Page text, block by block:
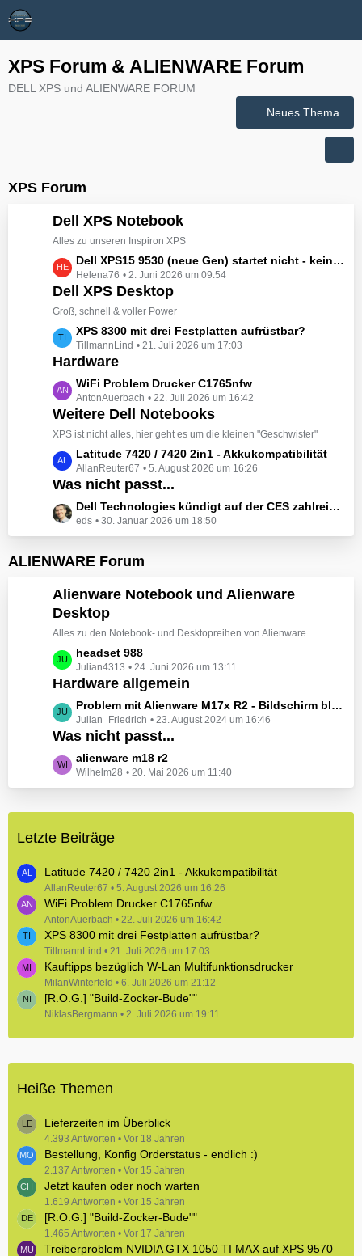
XPS Forum & ALIENWARE Forum
DELL XPS und ALIENWARE FORUM
Neues Thema
XPS Forum
Dell XPS Notebook
Alles zu unseren Inspiron XPS
L
e
t
z
e
B
i
r
ä
g
e
Dell XPS15 9530 (neue Gen) startet nicht - kein booten, kein Licht - nichts tut sich - hat jemand eine Idee wie man ihn zum Leben erwecken könnte?
Helena76 2. Juni 2026 um 09:54
Dell XPS Desktop
Groß, schnell & voller Power
L
e
t
z
t
e
B
i
r
ä
g
XPS 8300 mit drei Festplatten aufrüstbar?
TillmannLind 21. Juli 2026 um 17:03
Hardware
L
e
t
z
e
B
i
ä
e
WiFi Problem Drucker C1765nfw
AntonAuerbach 22. Juli 2026 um 16:42
Weitere Dell Notebooks
XPS ist nicht alles, hier geht es um die kleinen "Geschwister"
L
e
t
z
t
e
e
t
r
ä
g
e
Latitude 7420 / 7420 2in1 - Akkukompatibilität
AllanReuter67 5. August 2026 um 16:26
Was nicht passt...
L
e
t
z
e
B
e
i
t
r
ä
g
e
Dell Technologies kündigt auf der CES zahlreiche Alienware-Neuheiten an
eds 30. Januar 2026 um 18:50
ALIENWARE Forum
Alienware Notebook und Alienware
Desktop
Alles zu den Notebook- und Desktopreihen von Alienware
L
e
t
z
t
e
e
r
g
headset 988
Julian4313 24. Juni 2026 um 13:11
Hardware allgemein
L
e
t
z
t
e
i
ä
g
e
Problem mit Alienware M17x R2 - Bildschirm bleibt schwarz beim Start
Julian_Friedrich 23. August 2024 um 16:46
Was nicht passt...
L
e
t
e
e
i
t
r
ä
g
e
alienware m18 r2
Wilhelm28 20. Mai 2026 um 11:40
Letzte Beiträge
Latitude 7420 / 7420 2in1 - Akkukompatibilität
AllanReuter67 5. August 2026 um 16:26
WiFi Problem Drucker C1765nfw
AntonAuerbach 22. Juli 2026 um 16:42
XPS 8300 mit drei Festplatten aufrüstbar?
TillmannLind 21. Juli 2026 um 17:03
Kauftipps bezüglich W-Lan Multifunktionsdrucker
MilanWinterfeld 6. Juli 2026 um 21:12
[R.O.G.] "Build-Zocker-Bude""
NiklasBergmann 2. Juli 2026 um 19:11
Heiße Themen
Lieferzeiten im Überblick
4.393 Antworten Vor 18 Jahren
Bestellung, Konfig Orderstatus - endlich :)
2.137 Antworten Vor 15 Jahren
Jetzt kaufen oder noch warten
1.619 Antworten Vor 15 Jahren
[R.O.G.] "Build-Zocker-Bude""
1.465 Antworten Vor 17 Jahren
Treiberproblem NVIDIA GTX 1050 TI MAX auf XPS 9570